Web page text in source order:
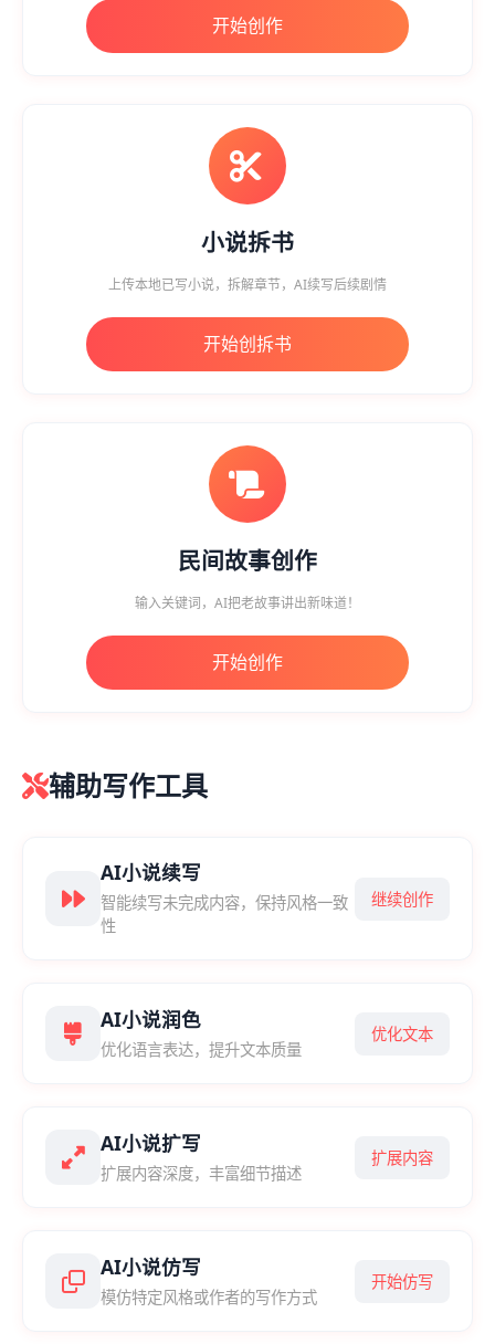
开始创作
小说拆书
上传本地已写小说，拆解章节，AI续写后续剧情
开始创拆书
民间故事创作
输入关键词，AI把老故事讲出新味道！
开始创作
辅助写作工具
AI小说续写
智能续写未完成内容，保持风格一致
性
继续创作
AI小说润色
优化语言表达，提升文本质量
优化文本
AI小说扩写
扩展内容深度，丰富细节描述
扩展内容
AI小说仿写
模仿特定风格或作者的写作方式
开始仿写